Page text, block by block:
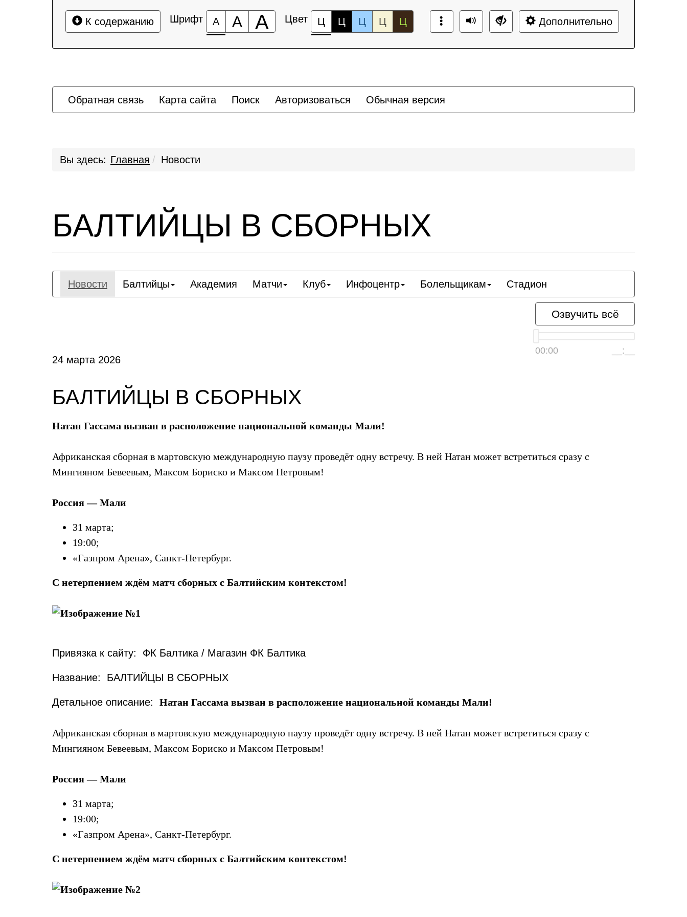
К содержанию Шрифт А А А Цвет Ц Ц Ц Ц Ц Дополнительно
Обратная связь Карта сайта Поиск Авторизоваться Обычная версия
Вы здесь: Главная Новости
БАЛТИЙЦЫ В СБОРНЫХ
Новости Балтийцы Академия Матчи Клуб Инфоцентр Болельщикам Стадион
Озвучить всё
00:00 __:__
24 марта 2026
БАЛТИЙЦЫ В СБОРНЫХ
Натан Гассама вызван в расположение национальной команды Мали!
Африканская сборная в мартовскую международную паузу проведёт одну встречу. В ней Натан может встретиться сразу с
Мингияном Бевеевым, Максом Бориско и Максом Петровым!
Россия — Мали
31 марта;
19:00;
«Газпром Арена», Санкт-Петербург.
С нетерпением ждём матч сборных с Балтийским контекстом!
Привязка к сайту: ФК Балтика / Магазин ФК Балтика
Название: БАЛТИЙЦЫ В СБОРНЫХ
Детальное описание: Натан Гассама вызван в расположение национальной команды Мали!
Африканская сборная в мартовскую международную паузу проведёт одну встречу. В ней Натан может встретиться сразу с
Мингияном Бевеевым, Максом Бориско и Максом Петровым!
Россия — Мали
31 марта;
19:00;
«Газпром Арена», Санкт-Петербург.
С нетерпением ждём матч сборных с Балтийским контекстом!